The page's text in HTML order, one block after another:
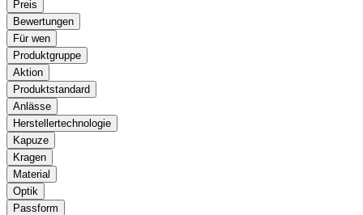
Preis
Bewertungen
Für wen
Produktgruppe
Aktion
Produktstandard
Anlässe
Herstellertechnologie
Kapuze
Kragen
Material
Optik
Passform